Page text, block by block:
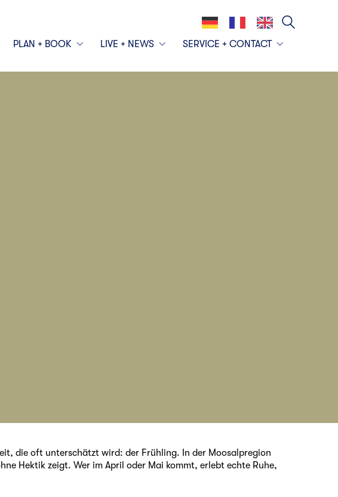
PLAN + BOOK LIVE + NEWS SERVICE + CONTACT
die oft unterschätzt wird: der Frühling. In der Moosalpregion
Hektik zeigt. Wer im April oder Mai kommt, erlebt echte Ruhe,